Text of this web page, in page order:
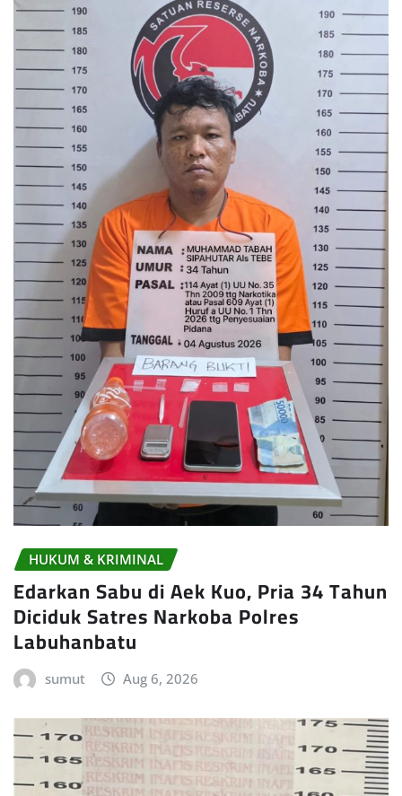
HUKUM & KRIMINAL
Edarkan Sabu di Aek Kuo, Pria 34 Tahun
Diciduk Satres Narkoba Polres
Labuhanbatu
sumut Aug 6, 2026